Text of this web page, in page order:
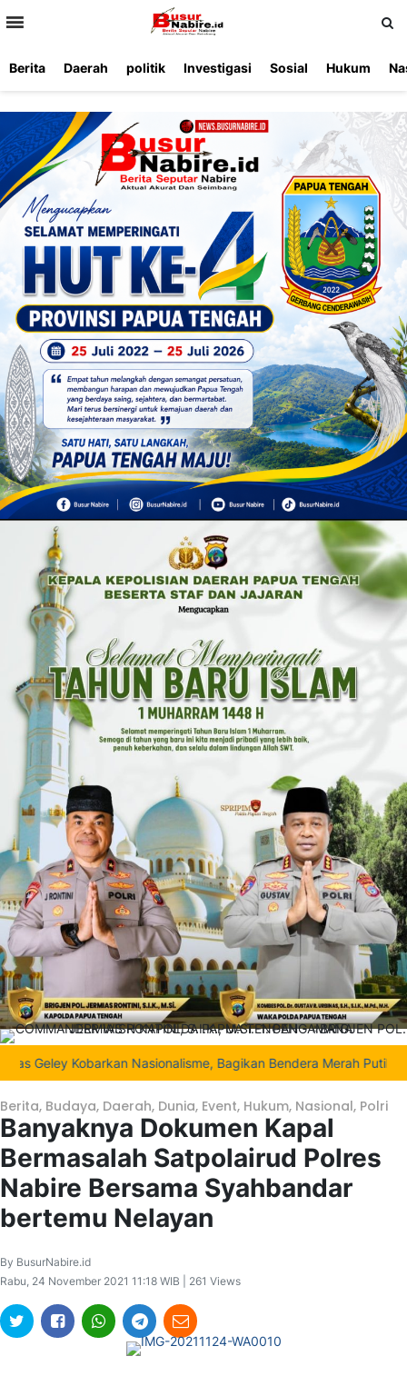
Berita Daerah politik Investigasi Sosial Hukum
Kobarkan Nasionalisme, Bagikan Bendera Merah Putih di
Berita, Budaya, Daerah, Dunia, Event, Hukum, Nasional, Polri
Banyaknya Dokumen Kapal
Bermasalah Satpolairud Polres
Nabire Bersama Syahbandar
bertemu Nelayan
By BusurNabire.id
Rabu, 24 November 2021 11:18 WIB | 261 Views